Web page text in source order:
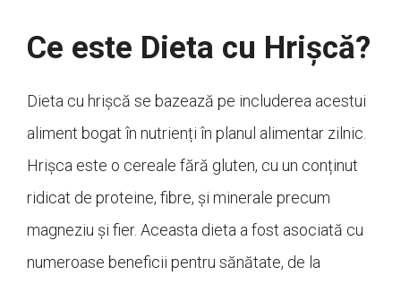
Ce este Dieta cu Hrișcă?
Dieta cu hrișcă se bazează pe includerea acestui
aliment bogat în nutrienți în planul alimentar zilnic.
Hrișca este o cereale fără gluten, cu un conținut
ridicat de proteine, fibre, și minerale precum
magneziu și fier. Aceasta dieta a fost asociată cu
numeroase beneficii pentru sănătate, de la